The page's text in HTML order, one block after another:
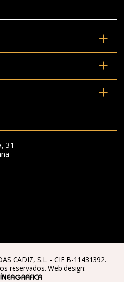
31
CADIZ, S.L. - CIF B-11431392.
reservados. Web design: